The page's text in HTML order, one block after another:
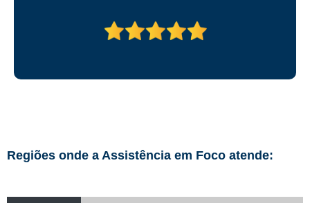
Regiões onde a Assistência em Foco atende: